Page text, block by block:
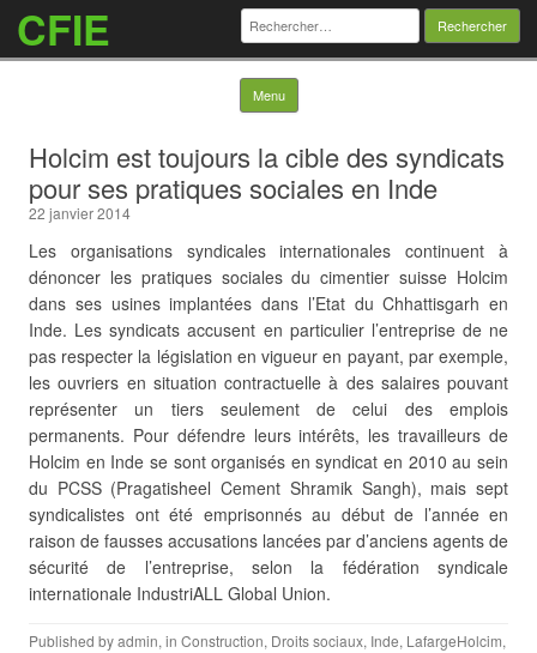
CFIE Rechercher :
Menu Skip to content
Holcim est toujours la cible des syndicats
pour ses pratiques sociales en Inde
22 janvier 2014
Les organisations syndicales internationales continuent à
dénoncer les pratiques sociales du cimentier suisse Holcim
dans ses usines implantées dans l’Etat du Chhattisgarh en
Inde. Les syndicats accusent en particulier l’entreprise de ne
pas respecter la législation en vigueur en payant, par exemple,
les ouvriers en situation contractuelle à des salaires pouvant
représenter un tiers seulement de celui des emplois
permanents. Pour défendre leurs intérêts, les travailleurs de
Holcim en Inde se sont organisés en syndicat en 2010au sein
du PCSS (Pragatisheel Cement Shramik Sangh), mais sept
syndicalistes ont été emprisonnés au début de l’année en
raison de fausses accusations lancées par d’anciens agents de
sécurité de l’entreprise, selon la fédération syndicale
internationale IndustriALL Global Union.
Published byadmin, in Construction, Droits sociaux, Inde, LafargeHolcim,